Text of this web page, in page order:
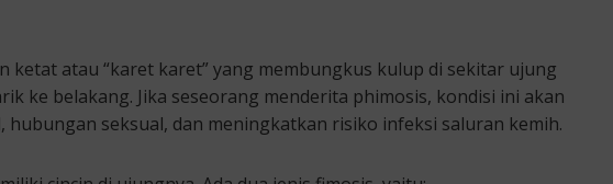
ketat atau “karet karet” yang membungkus kulup di sekitar ujung
ke belakang. Jika seseorang menderita phimosis, kondisi ini akan
hubungan seksual, dan meningkatkan risiko infeksi saluran kemih.